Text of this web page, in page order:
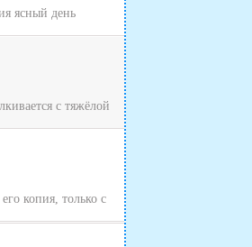
ясный день
с тяжёлой
копия, только с